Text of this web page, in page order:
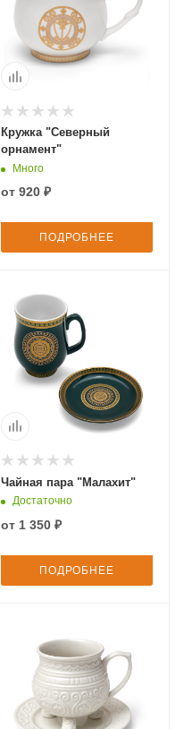
Кружка "Северный
орнамент"
Много
от 920 ₽
ПОДРОБНЕЕ
Чайная пара "Малахит"
Достаточно
от 1 350 ₽
ПОДРОБНЕЕ